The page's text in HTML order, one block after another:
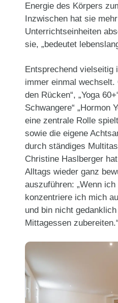
Energie des Körpers
Inzwischen hat sie
Unterrichtseinheiten
sie, „bedeutet
Entsprechend vielseitig
immer einmal wechselt.
den Rücken“, „Yoga
Schwangere“ „Hormon
eine zentrale Rolle
sowie die eigene
durch ständiges
Christine Haslberger
Alltags wieder ganz
auszuführen: „Wenn
konzentriere ich mich
und bin nicht
Mittagessen zubereiten.“